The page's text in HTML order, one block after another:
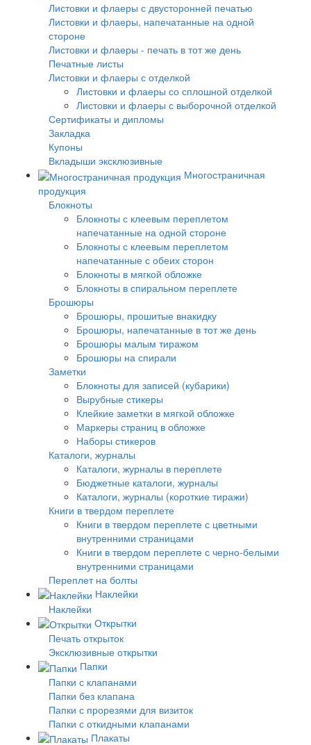
Листовки и флаеры с двусторонней печатью
Листовки и флаеры, напечатанные на одной
стороне
Листовки и флаеры - печать в тот же день
Печатные листы
Листовки и флаеры с отделкой
Листовки и флаеры со сплошной отделкой
Листовки и флаеры с выборочной отделкой
Сертификаты и дипломы
Закладка
Купоны
Вкладыши эксклюзивные
Многостраничная
продукция
Блокноты
Блокноты с клеевым переплетом
напечатанные на одной стороне
Блокноты с клеевым переплетом
напечатанные с обеих сторон
Блокноты в мягкой обложке
Блокноты в спиральном переплете
Брошюры
Брошюры, прошитые внакидку
Брошюры, напечатанные в тот же день
Брошюры малым тиражом
Брошюры на спирали
Заметки
Блокноты для записей (кубарики)
Вырубные стикеры
Клейкие заметки в мягкой обложке
Маркеры страниц в обложке
Наборы стикеров
Каталоги, журналы
Каталоги, журналы в переплете
Бюджетные каталоги, журналы
Каталоги, журналы (короткие тиражи)
Книги в твердом переплете
Книги в твердом переплете с цветными
внутренними страницами
Книги в твердом переплете с черно-белыми
внутренними страницами
Переплет на болты
Наклейки
Наклейки
Открытки
Печать открыток
Эксклюзивные открытки
Папки
Папки с клапанами
Папки без клапана
Папки с прорезями для визиток
Папки с откидными клапанами
Плакаты